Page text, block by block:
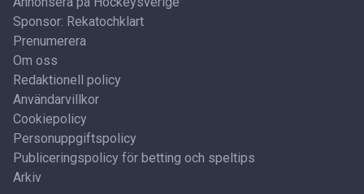
Sponsor: Rekatochklart
Prenumerera
Om oss
Redaktionell policy
Användarvillkor
Cookiepolicy
Personuppgiftspolicy
Publiceringspolicy för betting och speltips
Arkiv